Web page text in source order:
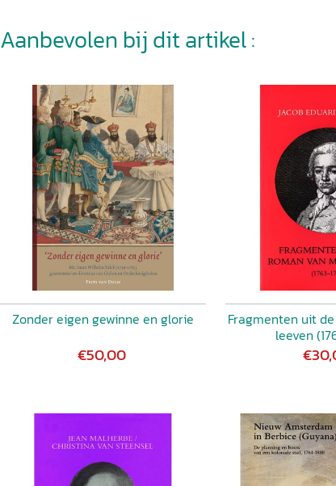
Aanbevolen bij dit artikel :
Zonder eigen gewinne en glorie
€50,00
Fragmenten uit
leeven